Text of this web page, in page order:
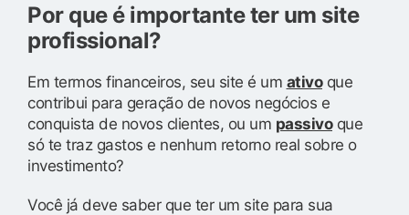
Por que é importante ter um site
profissional?
Em termos financeiros, seu site é um ativoque
contribui para geração de novos negócios e
conquista de novos clientes, ou um passivoque
só te traz gastos e nenhum retorno real sobre o
investimento?
Você já deve saber que ter um site para sua